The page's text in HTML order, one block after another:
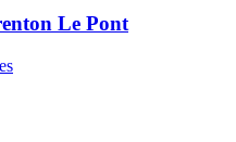
Le Pont